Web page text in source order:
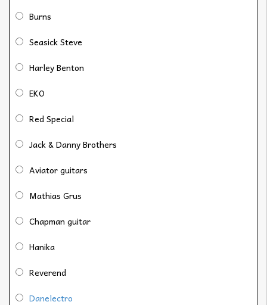
Burns
Seasick Steve
Harley Benton
EKO
Red Special
Jack & Danny Brothers
Aviator guitars
Mathias Grus
Chapman guitar
Hanika
Reverend
Danelectro